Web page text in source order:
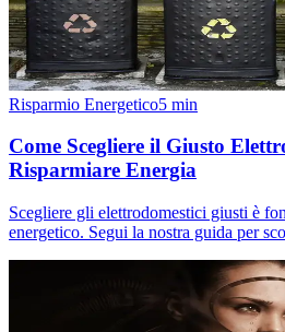
Risparmio Energetico5 min
Come Scegliere il Giusto
Risparmiare Energia
Scegliere gli elettrodomestici giusti è
energetico. Segui la nostra guida per